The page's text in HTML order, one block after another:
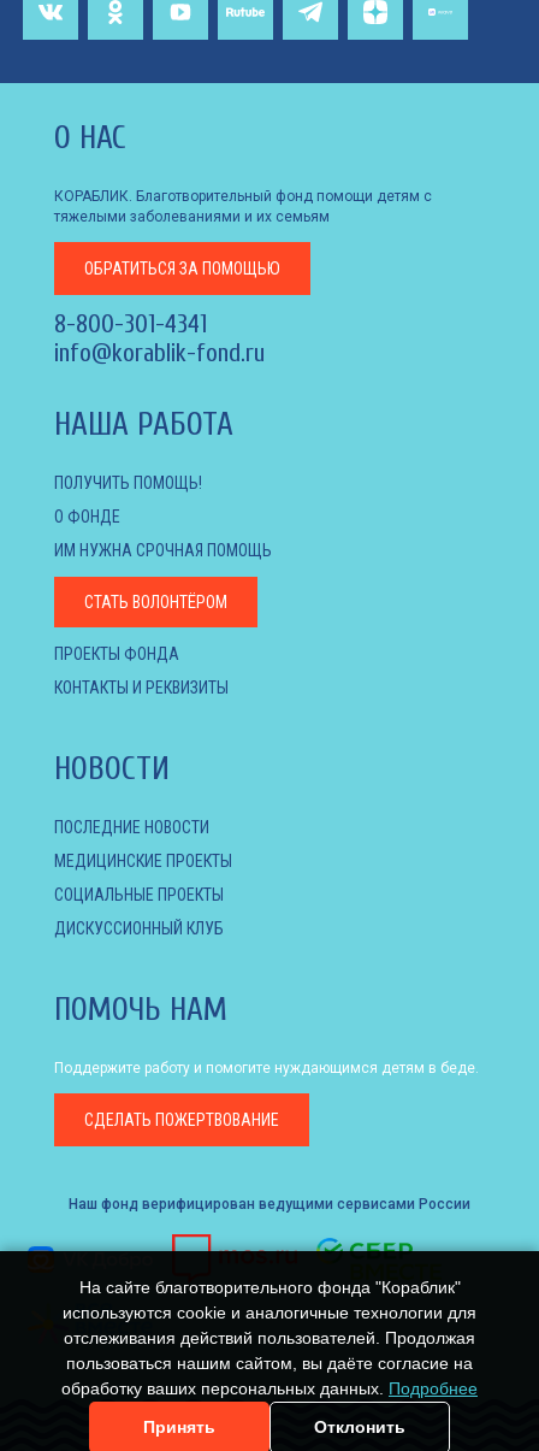
О НАС
КОРАБЛИК. Благотворительный фонд помощи детям с
тяжелыми заболеваниями и их семьям
ОБРАТИТЬСЯ ЗА ПОМОЩЬЮ
8-800-301-4341
info@korablik-fond.ru
НАША РАБОТА
ПОЛУЧИТЬ ПОМОЩЬ!
О ФОНДЕ
ИМ НУЖНА СРОЧНАЯ ПОМОЩЬ
СТАТЬ ВОЛОНТЁРОМ
ПРОЕКТЫ ФОНДА
КОНТАКТЫ И РЕКВИЗИТЫ
НОВОСТИ
ПОСЛЕДНИЕ НОВОСТИ
МЕДИЦИНСКИЕ ПРОЕКТЫ
СОЦИАЛЬНЫЕ ПРОЕКТЫ
ДИСКУССИОННЫЙ КЛУБ
ПОМОЧЬ НАМ
Поддержите работу и помогите нуждающимся детям в беде.
СДЕЛАТЬ ПОЖЕРТВОВАНИЕ
Наш фонд верифицирован ведущими сервисами России
На сайте благотворительного фонда "Кораблик"
используются cookie и аналогичные технологии для
отслеживания действий пользователей. Продолжая
пользоваться нашим сайтом, вы даёте согласие на
обработку ваших персональных данных. Подробнее
Принять
Отклонить